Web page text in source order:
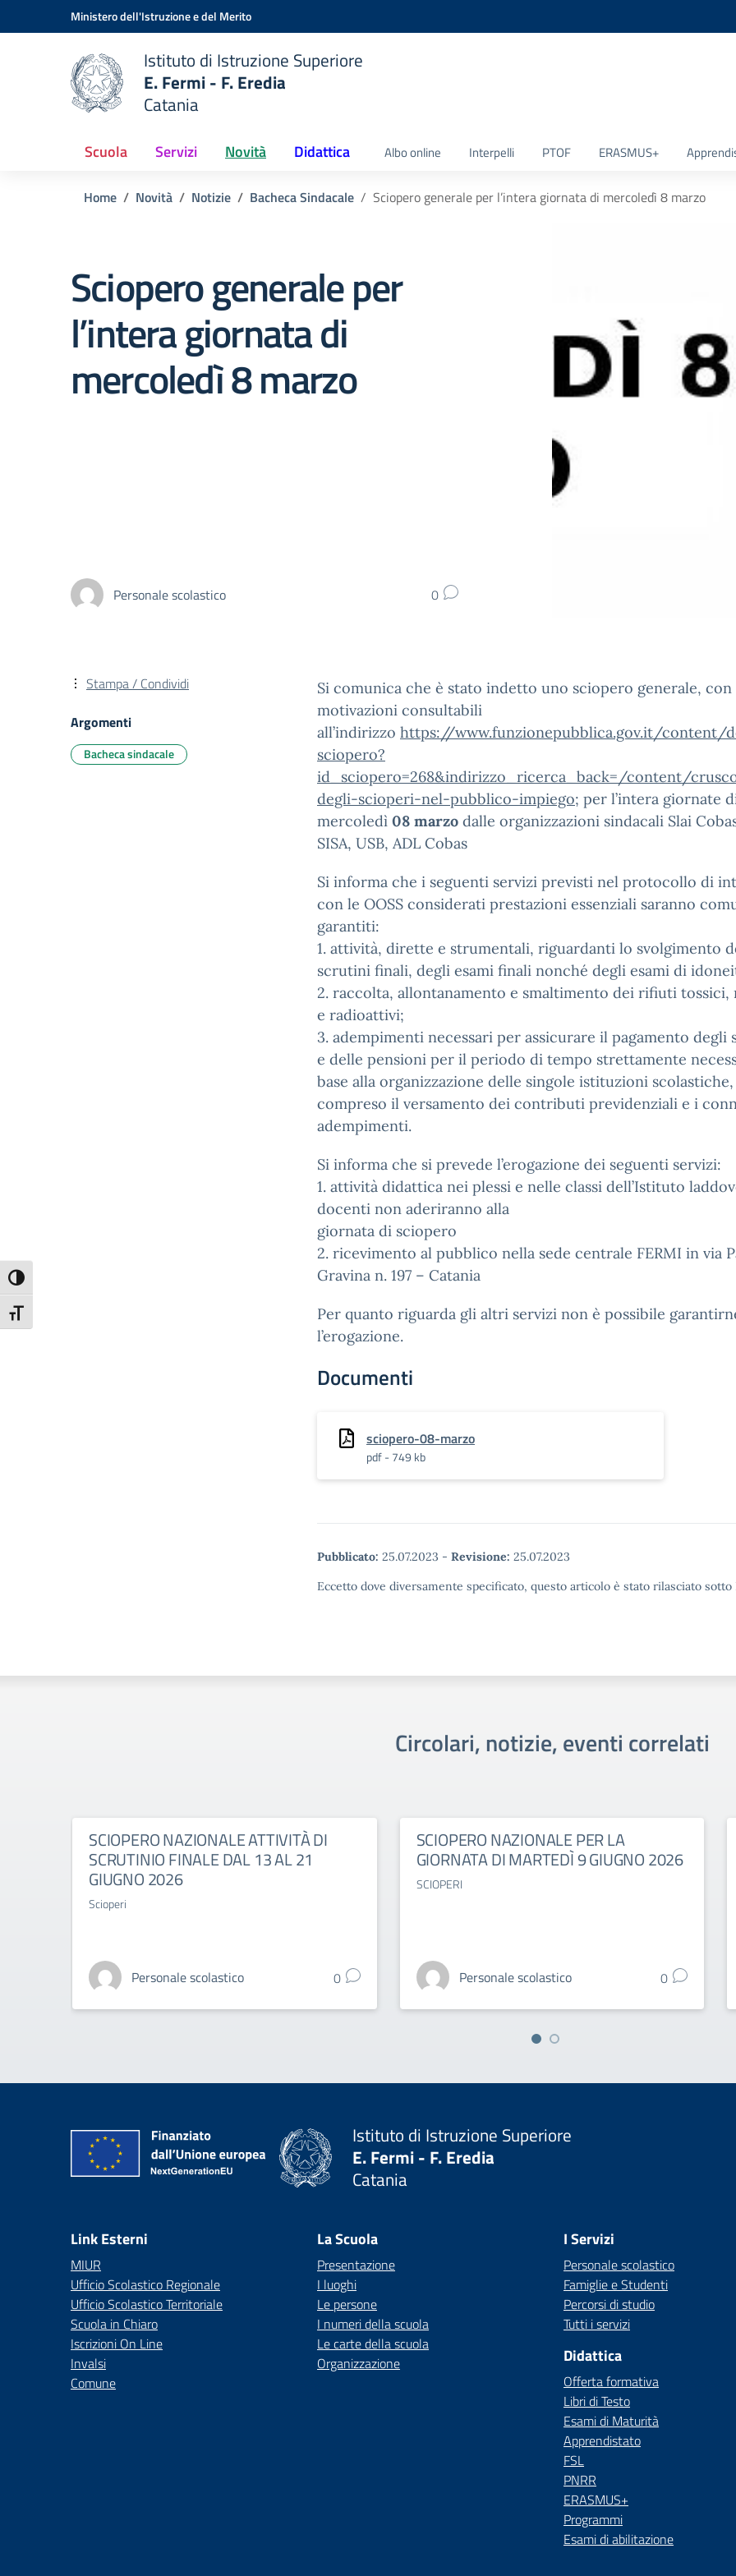
Attiva/disattiva alto contrasto
Attiva/disattiva dimensione testo
Vai ai contenuti
Vai al menu di navigazioneMinistero dell'Istruzione e del Merito
scuola
Istituto di Istruzione Superiore
E. Fermi - F. Eredia
Catania
Scuola Servizi Novità Didattica Albo online Interpelli PTOF ERASMUS+
Home Novità Notizie Bacheca Sindacale Sciopero generale per l’intera giornata di mercoledì 8 marzo
Sciopero generale per
l’intera giornata di
mercoledì 8 marzo
Personale scolastico 0
Si comunica che è stato indetto uno sciopero generale, con
motivazioni consultabili
all’indirizzo https://www.funzionepubblica.gov.it/content/
sciopero?
id_sciopero=268&indirizzo_ricerca_back=/content/
degli-scioperi-nel-pubblico-impiego; per l’intera giornate
mercoledì 08 marzo dalle organizzazioni sindacali Slai
SISA, USB, ADL Cobas
Si informa che i seguenti servizi previsti nel protocollo di
con le OOSS considerati prestazioni essenziali saranno
garantiti:
1. attività, dirette e strumentali, riguardanti lo svolgimento
scrutini finali, degli esami finali nonché degli esami di
2. raccolta, allontanamento e smaltimento dei rifiuti tossici,
e radioattivi;
3. adempimenti necessari per assicurare il pagamento degli
e delle pensioni per il periodo di tempo strettamente
base alla organizzazione delle singole istituzioni
compreso il versamento dei contributi previdenziali e i
adempimenti.
Si informa che si prevede l’erogazione dei seguenti servizi:
1. attività didattica nei plessi e nelle classi dell’Istituto
docenti non aderiranno alla
giornata di sciopero
2. ricevimento al pubblico nella sede centrale FERMI in via
Gravina n. 197 – Catania
Per quanto riguarda gli altri servizi non è possibile
l’erogazione.
Documenti
sciopero-08-marzo
pdf - 749 kb
Pubblicato: 25.07.2023 - Revisione: 25.07.2023
Eccetto dove diversamente specificato, questo articolo è stato rilasciato
Stampa / Condividi
Argomenti
Bacheca sindacale
Circolari, notizie, eventi correlati
SCIOPERO NAZIONALE ATTIVITÀ DI
SCRUTINIO FINALE DAL 13 AL 21
GIUGNO 2026
Scioperi
Personale scolastico 0
SCIOPERO NAZIONALE PER LA
GIORNATA DI MARTEDÌ 9 GIUGNO 2026
SCIOPERI
Personale scolastico 0
Istituto di Istruzione Superiore
E. Fermi - F. Eredia
Catania
Link Esterni
MIUR
Ufficio Scolastico Regionale
Ufficio Scolastico Territoriale
Scuola in Chiaro
Iscrizioni On Line
Invalsi
Comune
La Scuola
Presentazione
I luoghi
Le persone
I numeri della scuola
Le carte della scuola
Organizzazione
I Servizi
Personale scolastico
Famiglie e Studenti
Percorsi di studio
Tutti i servizi
Didattica
Offerta formativa
Libri di Testo
Esami di Maturità
Apprendistato
FSL
PNRR
ERASMUS+
Programmi
Esami di abilitazione